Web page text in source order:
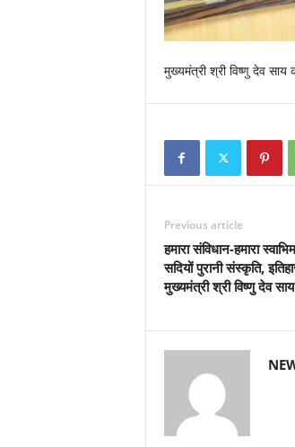
मुख्यमंत्री श्री विष्णु देव
Previous article
हमारा संविधान-हमारा
सदियों पुरानी संस्कृति,
मुख्यमंत्री श्री विष्णु देव साय